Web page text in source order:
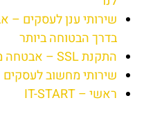
שירותי ענן לעסקים –
בדרך הבטוחה ביותר
התקנת SSL – אבטחה מלאה ובטוחה לעסק
שירותי מחשוב
ראשי – IT-START